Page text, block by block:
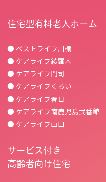
住宅型有料老人ホーム
● ベストライフ川棚
● ケアライフ綾羅木
● ケアライフ門司
● ケアライフくろい
● ケアライフ春日
● ケアライフ南鹿児島弐番館
● ケアライフ山口
サービス付き
高齢者向け住宅